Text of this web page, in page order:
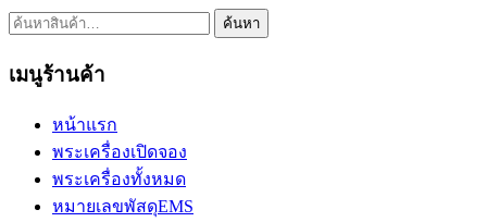
ค้นหา: ค้นหา
เมนูร้านค้า
หน้าแรก
พระเครื่องเปิดจอง
พระเครื่องทั้งหมด
หมายเลขพัสดุEMS